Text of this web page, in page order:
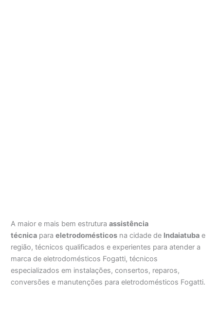
A maior e mais bem estruturaassistência
técnica paraeletrodomésticos na cidade de Indaiatuba e
região, técnicos qualificados e experientes para atender a
marca de eletrodomésticos Fogatti, técnicos
especializados em instalações, consertos, reparos,
conversões e manutenções para eletrodomésticos Fogatti.